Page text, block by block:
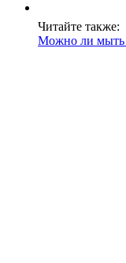
Читайте также:
Можно ли мыть